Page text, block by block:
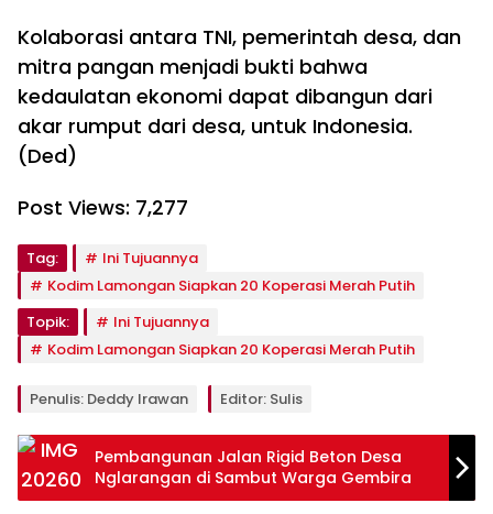
Kolaborasi antara TNI, pemerintah desa, dan
mitra pangan menjadi bukti bahwa
kedaulatan ekonomi dapat dibangun dari
akar rumput dari desa, untuk Indonesia.
(Ded)
Post Views: 7,277
Tag:
Ini Tujuannya
Kodim Lamongan Siapkan 20 Koperasi Merah Putih
Topik:
Ini Tujuannya
Kodim Lamongan Siapkan 20 Koperasi Merah Putih
Penulis: Deddy Irawan Editor: Sulis
Pembangunan Jalan Rigid Beton Desa
Nglarangan di Sambut Warga Gembira